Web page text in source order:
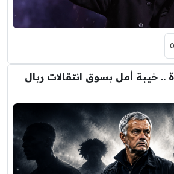
خيبة أمل بسوق انتقالات ريال